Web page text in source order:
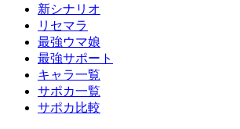
新シナリオ
リセマラ
最強ウマ娘
最強サポート
キャラ一覧
サポカ一覧
サポカ比較